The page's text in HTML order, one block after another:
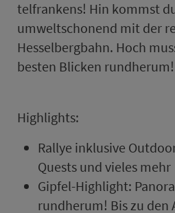
tel­fran­kens! Hin kommst
umweltschonend mit der
Hesselberg­bahn. Hoch
besten Blicken rundherum!
High­lights:
Rallye inklusive
Quests und vieles mehr
Gipfel-High­light:
rundherum! Bis zu den